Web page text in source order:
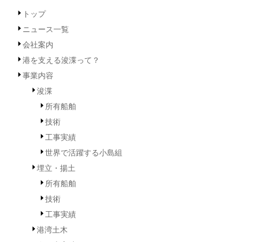
トップ
ニュース一覧
会社案内
港を支える浚渫って？
事業内容
浚渫
所有船舶
技術
工事実績
世界で活躍する小島組
埋立・揚土
所有船舶
技術
工事実績
港湾土木